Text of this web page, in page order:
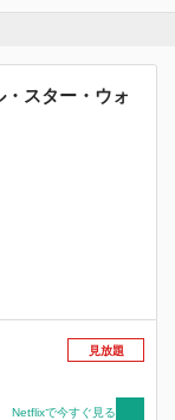
・スター・ウォ
見放題
Netflixで今すぐ見る